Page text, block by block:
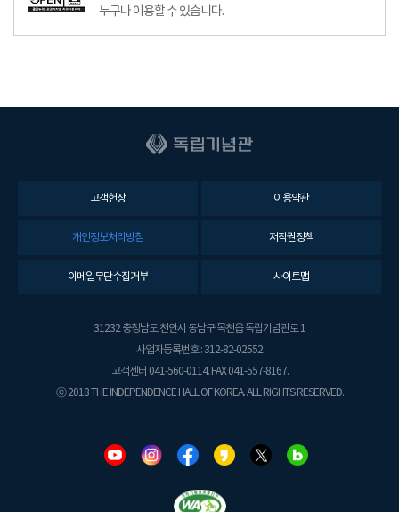
누구나 이용할 수 있습니다.
고객헌장 이용약관
개인정보처리방침 저작권정책
이메일무단수집거부 사이트맵
31232 충청남도 천안시 동남구 목천읍 독립기념관로 1
사업자등록번호 : 312-82-02552
고객센터 041-560-0114. FAX 041-557-8167.
ⓒ 2018 THE INDEPENDENCE HALL OF KOREA. ALL RIGHTS RESERVED.